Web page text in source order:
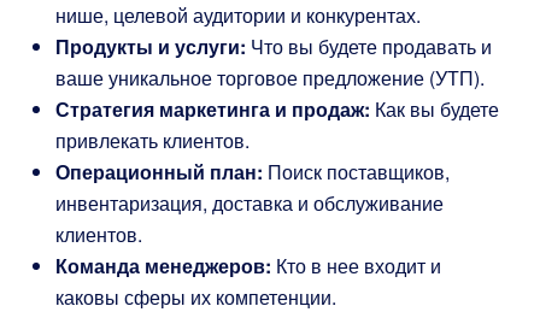
нише, целевой аудитории и конкурентах.
Продукты и услуги: Что вы будете продавать и
ваше уникальное торговое предложение (УТП).
Стратегия маркетинга и продаж: Как вы будете
привлекать клиентов.
Операционный план: Поиск поставщиков,
инвентаризация, доставка и обслуживание
клиентов.
Команда менеджеров: Кто в нее входит и
каковы сферы их компетенции.